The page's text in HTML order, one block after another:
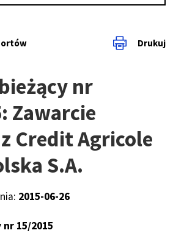
Drukuj
nr
Zawarcie
Credit Agricole
S.A.
2015-06-26
15/2015